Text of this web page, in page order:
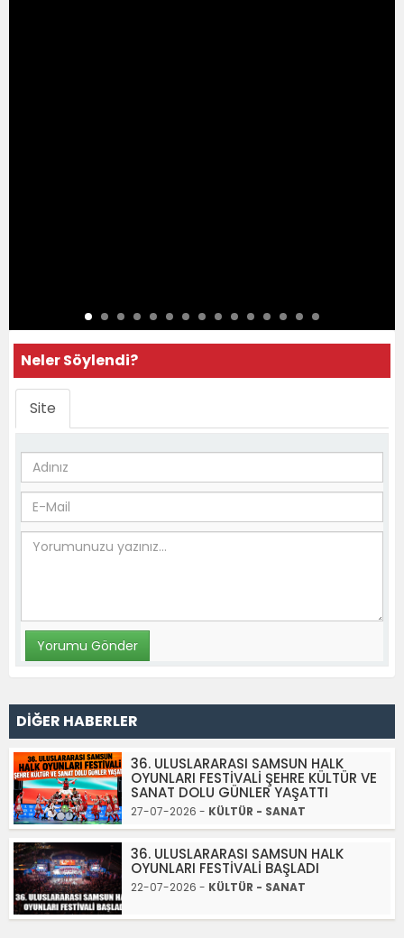
Neler Söylendi?
Site
DİĞER HABERLER
36. ULUSLARARASI SAMSUN HALK
OYUNLARI FESTİVALİ ŞEHRE KÜLTÜR VE
SANAT DOLU GÜNLER YAŞATTI
27-07-2026 - KÜLTÜR - SANAT
36. ULUSLARARASI SAMSUN HALK
OYUNLARI FESTİVALİ BAŞLADI
22-07-2026 - KÜLTÜR - SANAT